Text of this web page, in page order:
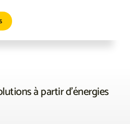
à partir d’énergies